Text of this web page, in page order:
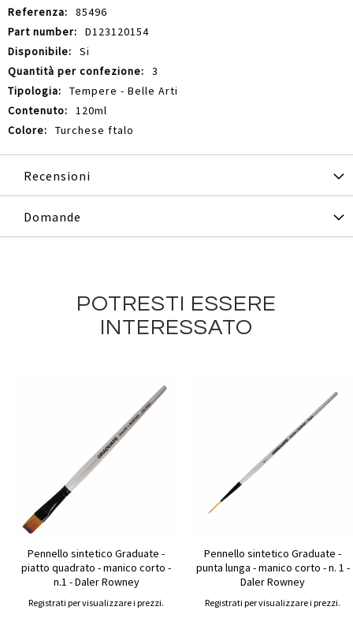
85496
D123120154
Si
3
Tempere - Belle Arti
120ml
Turchese ftalo
Recensioni
Domande
POTRESTI ESSERE
INTERESSATO
Pennello sintetico Graduate -
piatto quadrato - manico corto -
n.1 - Daler Rowney
Registrati per visualizzare i prezzi.
Pennello sintetico Graduate -
punta lunga - manico corto - n. 1 -
Daler Rowney
Registrati per visualizzare i prezzi.